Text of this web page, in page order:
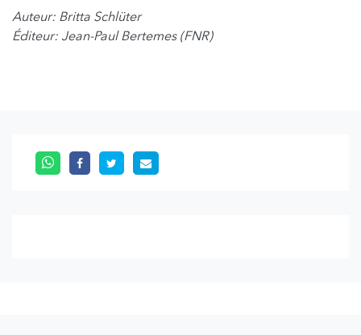
Auteur: Britta Schlüter
Éditeur: Jean-Paul Bertemes (FNR)